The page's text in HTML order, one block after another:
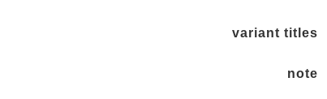
variant titles
note